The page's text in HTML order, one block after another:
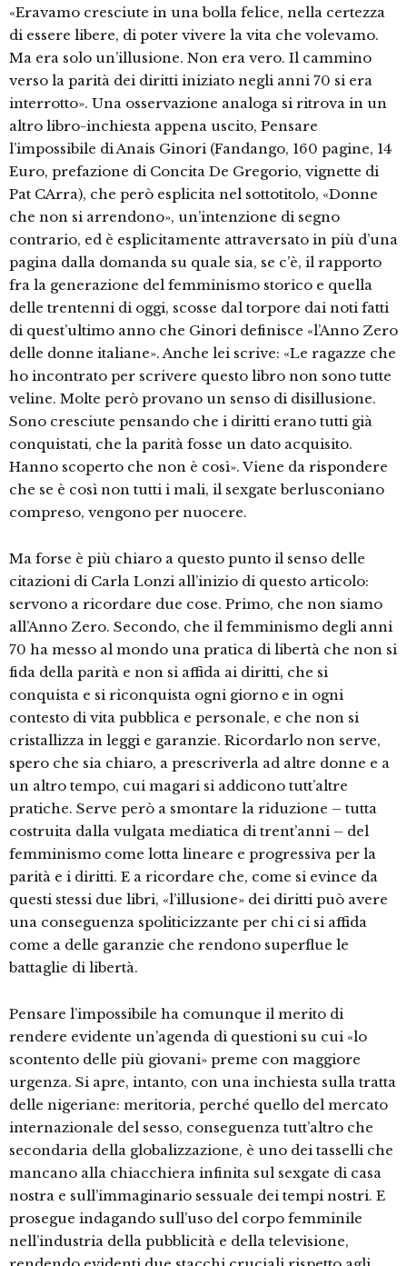
«Eravamo cresciute in una bolla felice, nella certezza
di essere libere, di poter vivere la vita che volevamo.
Ma era solo un’illusione. Non era vero. Il cammino
verso la parità dei diritti iniziato negli anni 70 si era
interrotto». Una osservazione analoga si ritrova in un
altro libro-inchiesta appena uscito, Pensare
l’impossibile di Anais Ginori (Fandango, 160 pagine, 14
Euro, prefazione di Concita De Gregorio, vignette di
Pat CArra), che però esplicita nel sottotitolo, «Donne
che non si arrendono», un’intenzione di segno
contrario, ed è esplicitamente attraversato in più d’una
pagina dalla domanda su quale sia, se c’è, il rapporto
fra la generazione del femminismo storico e quella
delle trentenni di oggi, scosse dal torpore dai noti fatti
di quest’ultimo anno che Ginori definisce «l’Anno Zero
delle donne italiane». Anche lei scrive: «Le ragazze che
ho incontrato per scrivere questo libro non sono tutte
veline. Molte però provano un senso di disillusione.
Sono cresciute pensando che i diritti erano tutti già
conquistati, che la parità fosse un dato acquisito.
Hanno scoperto che non è così». Viene da rispondere
che se è così non tutti i mali, il sexgate berlusconiano
compreso, vengono per nuocere.
Ma forse è più chiaro a questo punto il senso delle
citazioni di Carla Lonzi all’inizio di questo articolo:
servono a ricordare due cose. Primo, che non siamo
all’Anno Zero. Secondo, che il femminismo degli anni
70 ha messo al mondo una pratica di libertà che non si
fida della parità e non si affida ai diritti, che si
conquista e si riconquista ogni giorno e in ogni
contesto di vita pubblica e personale, e che non si
cristallizza in leggi e garanzie. Ricordarlo non serve,
spero che sia chiaro, a prescriverla ad altre donne e a
un altro tempo, cui magari si addicono tutt’altre
pratiche. Serve però a smontare la riduzione – tutta
costruita dalla vulgata mediatica di trent’anni – del
femminismo come lotta lineare e progressiva per la
parità e i diritti. E a ricordare che, come si evince da
questi stessi due libri, «l’illusione» dei diritti può avere
una conseguenza spoliticizzante per chi ci si affida
come a delle garanzie che rendono superflue le
battaglie di libertà.
Pensare l’impossibile ha comunque il merito di
rendere evidente un’agenda di questioni su cui «lo
scontento delle più giovani» preme con maggiore
urgenza. Si apre, intanto, con una inchiesta sulla tratta
delle nigeriane: meritoria, perché quello del mercato
internazionale del sesso, conseguenza tutt’altro che
secondaria della globalizzazione, è uno dei tasselli che
mancano alla chiacchiera infinita sul sexgate di casa
nostra e sull’immaginario sessuale dei tempi nostri. E
prosegue indagando sull’uso del corpo femminile
nell’industria della pubblicità e della televisione,